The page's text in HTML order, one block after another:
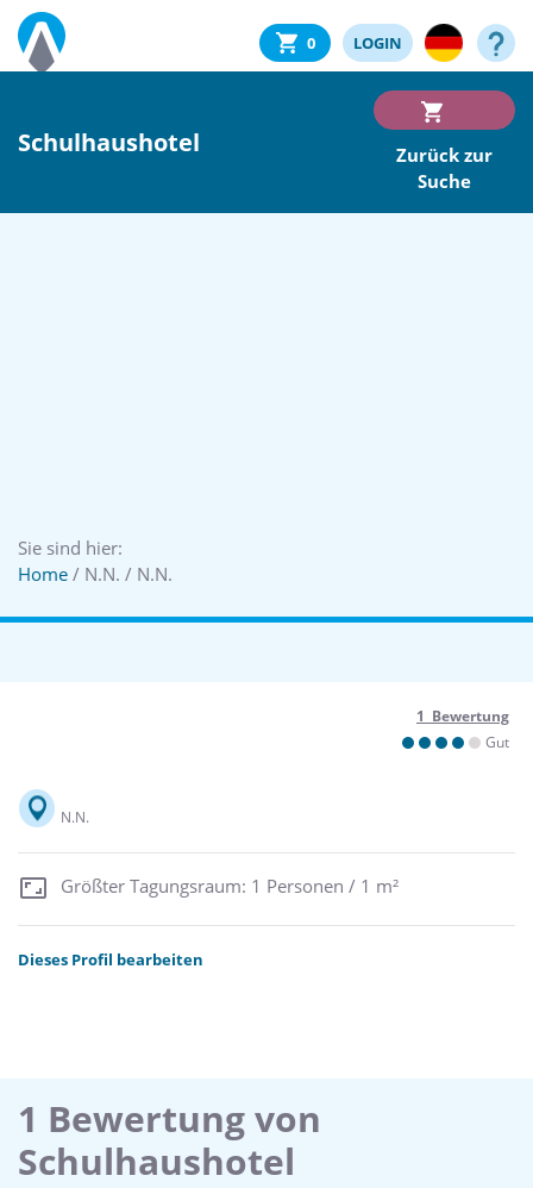
0 LOGIN
Schulhaushotel
Zurück zur
Suche
Sie sind hier:
Home / N.N. / N.N.
1 Bewertung
Gut
N.N.
Größter Tagungsraum: 1 Personen / 1 m²
Dieses Profil bearbeiten
1 Bewertung von
Schulhaushotel